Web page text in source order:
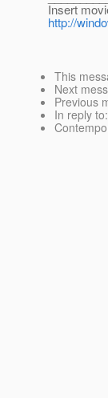
Insert
http://
This
Next
Previous
In reply to: